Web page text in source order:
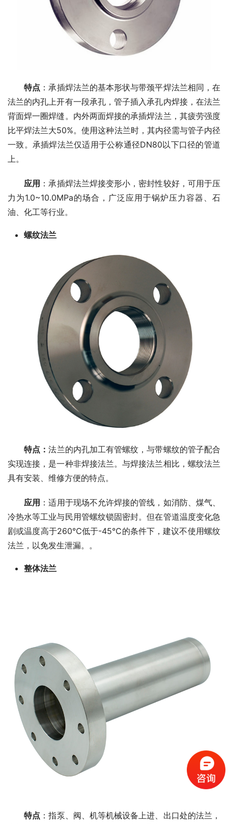
特点 ：承插焊法兰的基本形状与带颈平焊法兰相同，在
法兰的内孔上开有一段承孔，管子插入承孔内焊接，在法兰
背面焊一圈焊缝。内外两面焊接的承插焊法兰，其疲劳强度
比平焊法兰大50%。使用这种法兰时，其内径需与管子内径
一致。承插焊法兰仅适用于公称通径DN80以下口径的管道
上。
应用 ：承插焊法兰焊接变形小，密封性较好，可用于压
力为1.0~10.0MPa的场合，广泛应用于锅炉压力容器、石
油、化工等行业。
螺纹法兰
特点：法兰的内孔加工有管螺纹，与带螺纹的管子配合
实现连接，是一种非焊接法兰。与焊接法兰相比，螺纹法兰
具有安装、维修方便的特点。
应用 ：适用于现场不允许焊接的管线，如消防、煤气、
冷热水等工业与民用管螺纹锁固密封。但在管道温度变化急
剧或温度高于260℃低于-45℃的条件下，建议不使用螺纹
法兰，以免发生泄漏。。
整体法兰
特点 ：指泵、阀、机等机械设备上进、出口处的法兰，